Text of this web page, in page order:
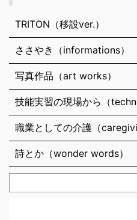
TRITON（移設ver.）
ささやき（informations）
写真作品（art works）
技能実習の現場から（
職業としての介護（
詩とか（wonder words）